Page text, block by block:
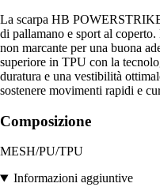
La scarpa HB
di pallamano e sport al
non marcante per una buona
superiore in TPU con la
duratura e una vestibilità
sostenere movimenti rapidi e
Composizione
MESH/PU/TPU
Informazioni aggiuntive